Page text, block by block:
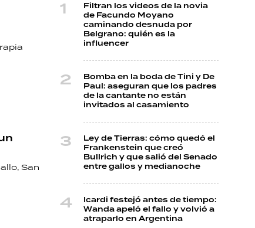
San
Filtran los videos de la novia
de Facundo Moyano
caminando desnuda por
Belgrano: quién es la
influencer
Bomba en la boda de Tini y De
Paul: aseguran que los padres
de la cantante no están
invitados al casamiento
Ley de Tierras: cómo quedó el
Frankenstein que creó
Bullrich y que salió del Senado
entre gallos y medianoche
Icardi festejó antes de tiempo:
Wanda apeló el fallo y volvió a
atraparlo en Argentina